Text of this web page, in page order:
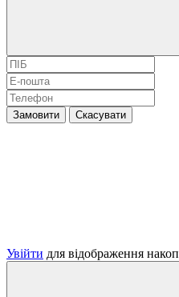
Замовити Скасувати
Увійти для відображення